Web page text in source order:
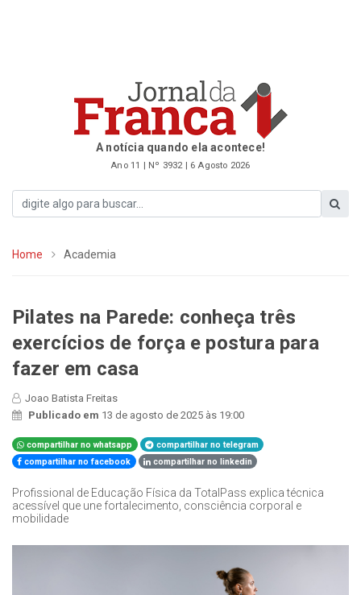
A notícia quando ela acontece!
Ano 11 | Nº 3932 | 6 Agosto 2026
Home Academia
Pilates na Parede: conheça três
exercícios de força e postura para
fazer em casa
Joao Batista Freitas
Publicado em 13 de agosto de 2025 às 19:00
compartilhar no whatsapp
compartilhar no telegram
compartilhar no facebook
compartilhar no linkedin
Profissional de Educação Física da TotalPass explica técnica
acessível que une fortalecimento, consciência corporal e
mobilidade